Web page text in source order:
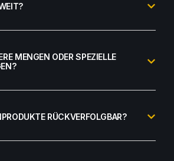
MENGEN ODER SPEZIELLE C
RÜCKVERFOLGBAR?